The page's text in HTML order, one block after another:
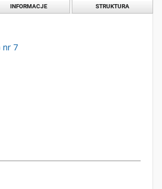
INFORMACJE STRUKTURA
nr 7